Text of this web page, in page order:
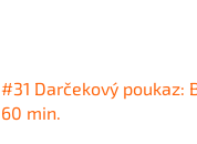
#31 Darčekový poukaz:
60 min.